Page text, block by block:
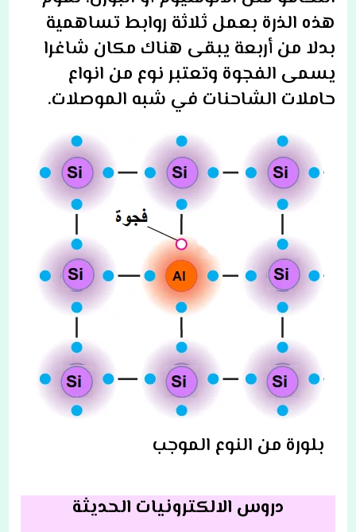
هذه الذرة بعمل ثلاثة روابط تساهمية
بدلا من أربعة يبقى هناك مكان شاغرا
يسمى الفجوة وتعتبر نوع من انواع
حاملات الشاحنات في شبه الموصلات.
بلورة من النوع الموجب
دروس الالكترونيات الحديثة